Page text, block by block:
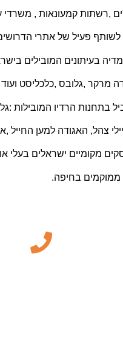
,רשתות קמעונאות , משרדי
פעיל של אתרי
בעיתונים המובילים
מרקר ,גלובס ,כלכליסט ועוד
בתחנות הרדיו המובילות
צהל, האגודה למען החייל
מקומיים ישראלים בעלי
בחיפה.